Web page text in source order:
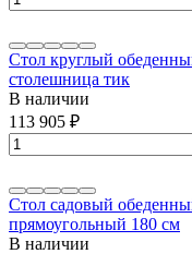
Стол круглый
столешница тик
В наличии
113 905 ₽
Стол садовый
прямоугольный 180 см
В наличии